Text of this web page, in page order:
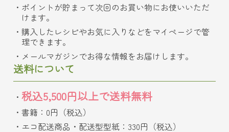
ポイントが貯まって次回のお買い物にお使いいただ
けます。
購入したレシピやお気に入りなどをマイページで管
理できます。
メールマガジンでお得な情報をお届けします。
送料について
税込5,500円以上で送料無料
書籍：0円（税込）
エコ配送商品・配送型型紙：330円（税込）